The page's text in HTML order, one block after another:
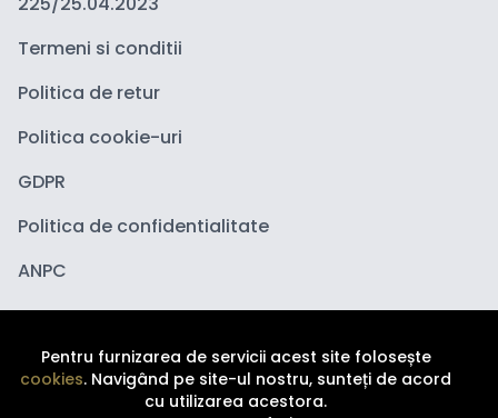
Termeni si conditii
Politica de retur
Politica cookie-uri
GDPR
Politica de confidentialitate
ANPC
Pentru furnizarea de servicii acest site folosește
cookies. Navigând pe site-ul nostru, sunteți de acord
cu utilizarea acestora.